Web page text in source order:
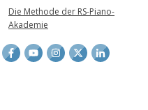
Die Methode der RS-Piano-
Akademie